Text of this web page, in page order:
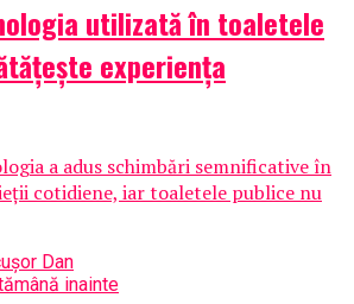
utilizată în toaletele
experiența
a adus schimbări semnificative în
cotidiene, iar toaletele publice nu
inainte